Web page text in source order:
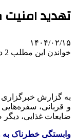
تهدید
۱۴۰۴/۰۲/۱۵
خواندن این مطلب 2 دقیقه زمان میبرد
به گزارش خبرگزاری
و قربانی،
ضایعات غذایی،
وابستگی خطرناک به